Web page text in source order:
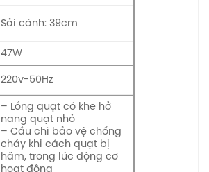
Sải cánh: 39cm
47W
220v-50Hz
– Lồng quạt có khe hở
nang quạt nhỏ
– Cầu chì bảo vệ chống
cháy khi cách quạt bị
hãm, trong lúc động cơ
hoạt động